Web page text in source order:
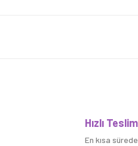
Hızlı
En kısa